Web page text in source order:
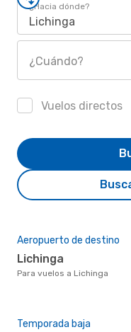
¿Hacia dónde?
Lichinga
¿Cuándo?
Vuelos directos
Aeropuerto de destino
Lichinga
Para vuelos a Lichinga
Temporada baja